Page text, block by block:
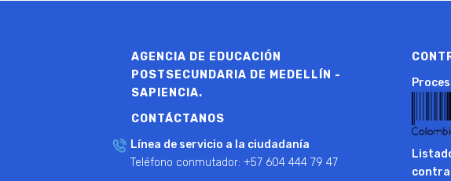
AGENCIA DE EDUCACIÓN
POSTSECUNDARIA DE MEDELLÍN -
SAPIENCIA.
CONTÁCTANOS
Línea de servicio a la ciudadanía
Teléfono conmutador: +57 604 444 79 47